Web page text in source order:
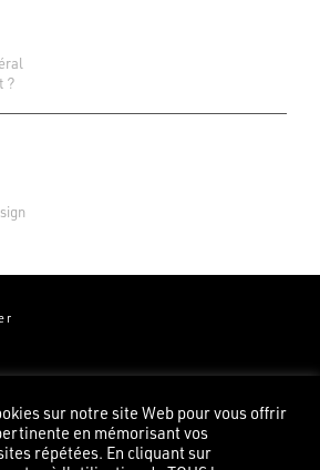
?
sur notre site Web pour vous offrir
en mémorisant vos
répétées. En cliquant sur